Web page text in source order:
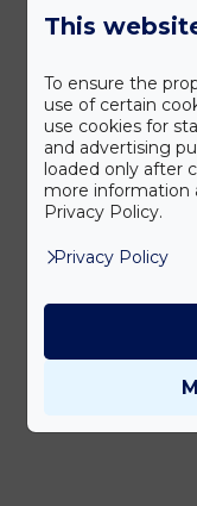
This
To ensure the
use of certain
use cookies for
and advertising
loaded only after
more information
Privacy Policy.
Privacy Policy